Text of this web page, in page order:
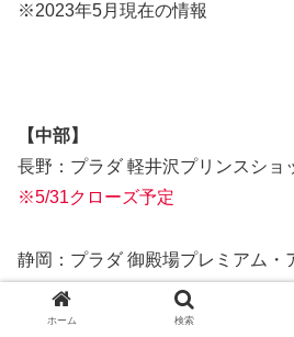
※2023年5月現在の情報
【中部】
長野：プラダ 軽井沢プリンスシ
※5/31クローズ予定
静岡：プラダ 御殿場プレミアム・
ホーム 検索